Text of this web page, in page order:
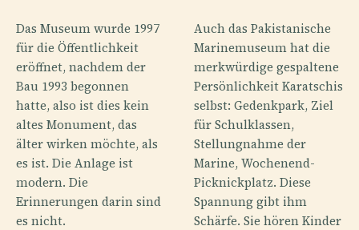
Das Museum wurde 1997
für die Öffentlichkeit
eröffnet, nachdem der
Bau 1993 begonnen
hatte, also ist dies kein
altes Monument, das
älter wirken möchte, als
es ist. Die Anlage ist
modern. Die
Erinnerungen darin sind
es nicht.
Auch das Pakistanische
Marinemuseum hat die
merkwürdige gespaltene
Persönlichkeit Karatschis
selbst: Gedenkpark, Ziel
für Schulklassen,
Stellungnahme der
Marine, Wochenend-
Picknickplatz. Diese
Spannung gibt ihm
Schärfe. Sie hören Kinder